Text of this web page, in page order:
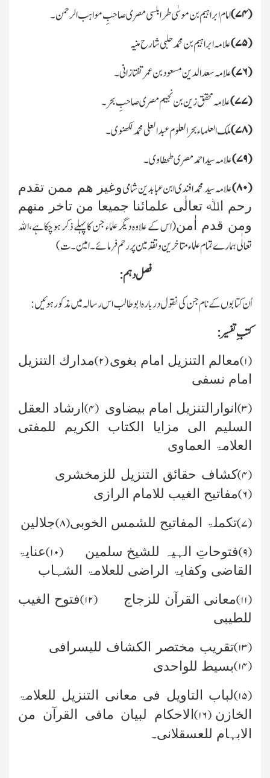
(۷۴) امام ابراہیم بن موسٰی طرابلسی مصری صاحبِ مواہب الرحمن۔
(۷۵) علامہ ابراہیم بن محمد حلبی شارح منیہ
(۷۶) علامہ سعد الدین مسعود بن عمر تفتازانی۔
(۷۷) علامہ محقق زین بن نجیم مصری صاحبِ بحر۔
(۷۸) ملك العلماء بحر العلوم عبدالعلی محمد لکھنوی۔
(۷۹) علامہ سید احمد مصری طحطاوی۔
(۸۰) علامہ سید محمد افندی ابن عبابدین شامیوغیر ھم ممن تقدم
رحم اﷲ تعالٰی علمائنا جمیعا من تاخر منھم
ومن قدم اٰمن(اس کے علاوہ دیگر علماء جن کا پہلے ذکر ہوچکا ہے،اﷲ
تعالٰی ہمارے تمام علماء متاخرین و تقدمین پر رحم فرمائے۔امین۔ت)
فصل دہم:
اُن کتابوں کے نام جن کی نقول دربارہ ابوطالب اس رسالہ میں مذکور ہوئیں:
کتبِ تفسیر:
(۱) معالم التنزیل امام بغوی(۲) مدارك التنزیل
امام نسفی
(۳) انوارالتنزیل امام بیضاوی (۴) ارشاد العقل
السلیم الی مزایا الکتاب الکریم للمفتی
العلامۃ العماوی
(۴) کشاف حقائق التنزیل للزمخشری
(۶) مفاتیح الغیب للامام الرازی
(۷) تکملۃ المفاتیح للشمس الخوبی(۸) جلالین
(۹) فتوحاتِ الہیہ للشیخ سلمین (۱۰) عنایۃ
القاضی وکفایۃ الراضی للعلامۃ الشہاب
(۱۱) معانی القرآن للزجاج (۱۲) فتوح الغیب
للطیبی
(۱۳) تقریب مختصر الکشاف للیسرافی
(۱۴) بسیط للواحدی
(۱۵) لباب التاویل فی معانی التنزیل للعلامۃ
الخازن (۱۶) الاحکام لبیان مافی القرآن من
الابہام للعسقلانی۔